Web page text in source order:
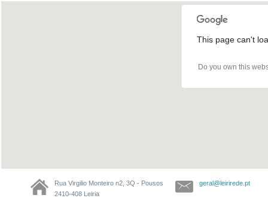
This page can't
Do you own this
Rua Virgilio Monteiro n2, 3Q - Pousos
2410-408 Leiria
geral@leirirede.pt